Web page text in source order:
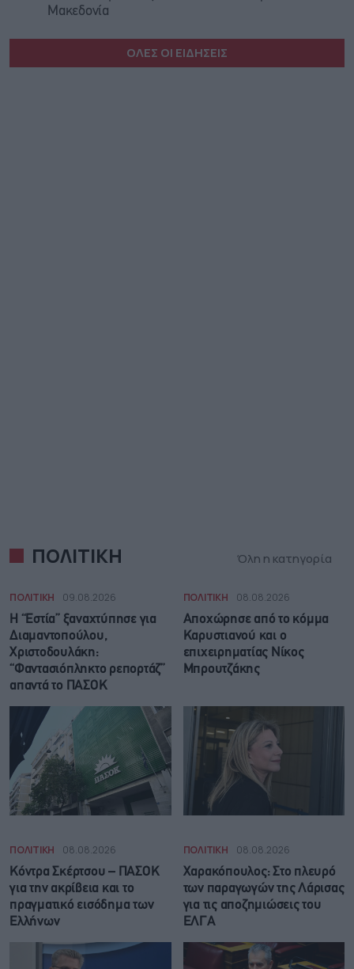
Μακεδονία
ΟΛΕΣ ΟΙ ΕΙΔΗΣΕΙΣ
ΠΟΛΙΤΙΚΗ Όλη η κατηγορία
ΠΟΛΙΤΙΚΗ 09.08.2026
Η “Εστία” ξαναχτύπησε για
Διαμαντοπούλου,
Χριστοδουλάκη:
“Φαντασιόπληκτο ρεπορτάζ”
απαντά το ΠΑΣΟΚ
ΠΟΛΙΤΙΚΗ 08.08.2026
Αποχώρησε από το κόμμα
Καρυστιανού και ο
επιχειρηματίας Νίκος
Μπρουτζάκης
ΠΟΛΙΤΙΚΗ 08.08.2026
Κόντρα Σκέρτσου – ΠΑΣΟΚ
για την ακρίβεια και το
πραγματικό εισόδημα των
Ελλήνων
ΠΟΛΙΤΙΚΗ 08.08.2026
Χαρακόπουλος: Στο πλευρό
των παραγωγών της Λάρισας
για τις αποζημιώσεις του
ΕΛΓΑ